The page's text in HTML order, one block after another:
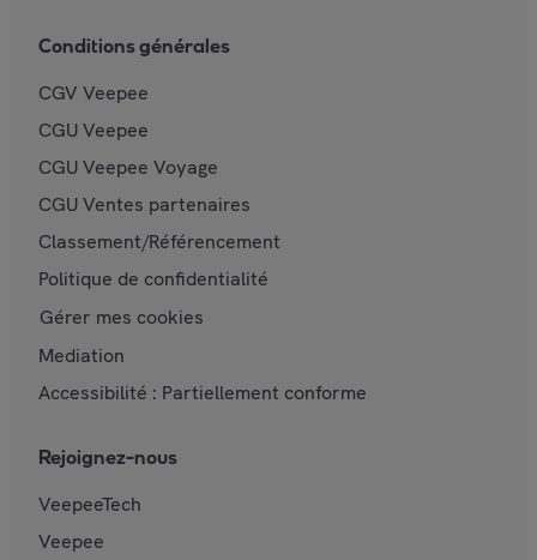
Conditions générales
CGV Veepee
CGU Veepee
CGU Veepee Voyage
CGU Ventes partenaires
Classement/Référencement
Politique de confidentialité
Gérer mes cookies
Mediation
Accessibilité : Partiellement conforme
Rejoignez-nous
VeepeeTech
Veepee